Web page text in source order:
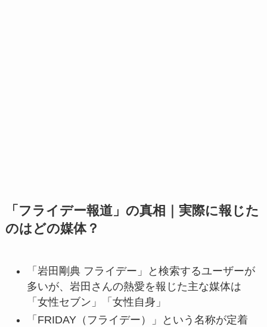
「フライデー報道」の真相｜実際に報じた
のはどの媒体？
「岩田剛典 フライデー」と検索するユーザーが
多いが、岩田さんの熱愛を報じた主な媒体は
「女性セブン」「女性自身」
「FRIDAY（フライデー）」という名称が定着